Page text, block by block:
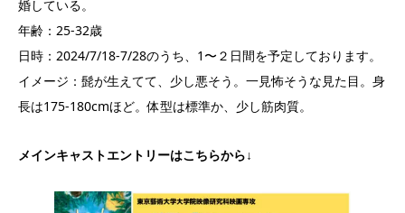
婚している。
年齢：25-32歳
日時：2024/7/18-7/28のうち、1〜２日間を予定しております。
イメージ：髭が生えてて、少し悪そう。一見怖そうな見た目。身
長は175-180cmほど。体型は標準か、少し筋肉質。
メインキャストエントリーはこちらから↓